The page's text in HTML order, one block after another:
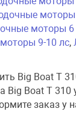
моторы
моторы 6
9-10 лс,
Big Boat T
Big Boat T
заказ